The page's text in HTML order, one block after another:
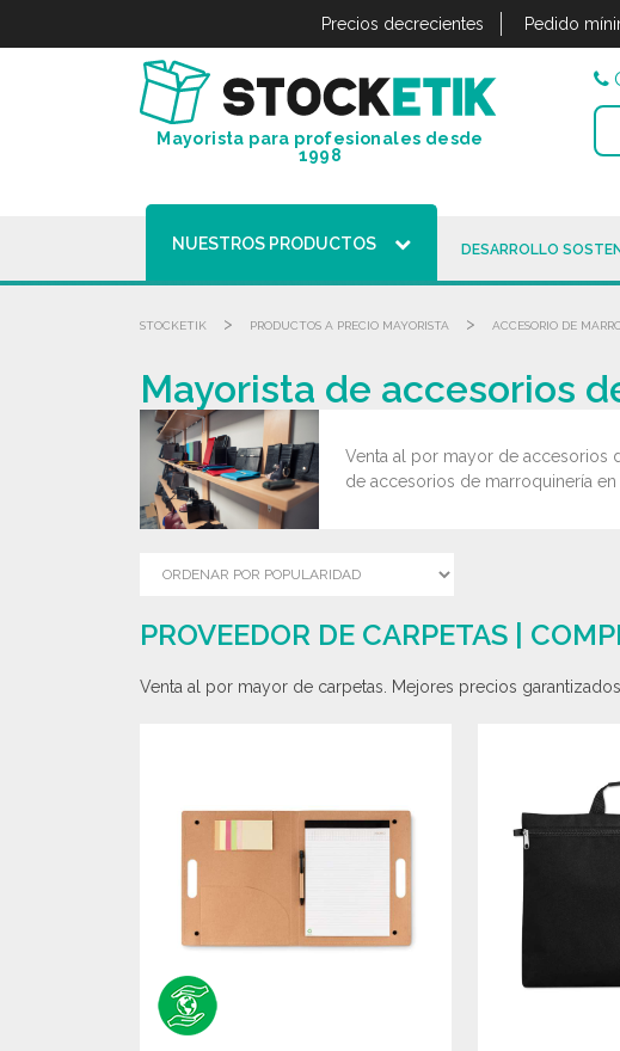
Precios decrecientes Pedido
Mayorista para profesionales desde
1998
NUESTROS PRODUCTOS DESARROLLO
STOCKETIK > PRODUCTOS A PRECIO MAYORISTA > ACCESORIO DE
Mayorista de accesorios
Venta al por mayor de accesorios
de accesorios de marroquinería en
PROVEEDOR DE CARPETAS |
Venta al por mayor de carpetas. Mejores precios